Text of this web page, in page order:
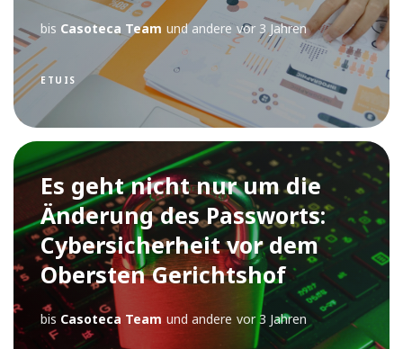
bis Casoteca Team und andere vor 3 Jahren
ETUIS
Es geht nicht nur um die
Änderung des Passworts:
Cybersicherheit vor dem
Obersten Gerichtshof
bis Casoteca Team und andere vor 3 Jahren